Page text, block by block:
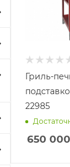
Гриль-
22985
650 000